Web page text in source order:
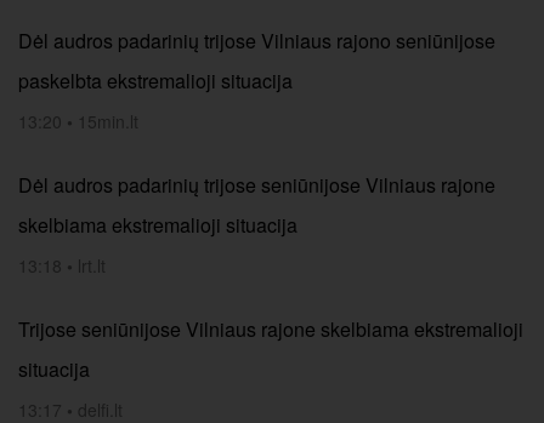
Dėl audros padarinių trijose Vilniaus rajono seniūnijose
paskelbta ekstremalioji situacija
13:20 • 15min.lt
Dėl audros padarinių trijose seniūnijose Vilniaus rajone
skelbiama ekstremalioji situacija
13:18 • lrt.lt
Trijose seniūnijose Vilniaus rajone skelbiama ekstremalioji
situacija
13:17 • delfi.lt